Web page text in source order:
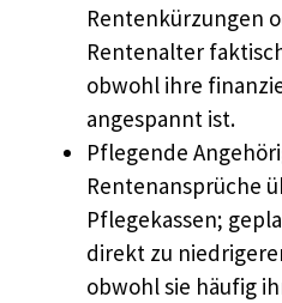
Rentenkürzungen
Rentenalter
obwohl ihre
angespannt ist.
Pflegende
Rentenansprüche
Pflegekassen;
direkt zu
obwohl sie häufig